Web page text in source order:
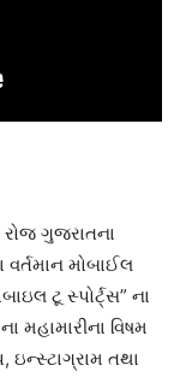
રોજ ગુજરાતના
વર્તમાન મોબાઈલ
ટૂ સ્પોર્ટ્સ” ના
મહામારીના વિષમ
ઇન્સ્ટાગ્રામ તથા